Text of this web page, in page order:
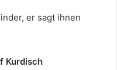
er sagt ihnen
Kurdisch